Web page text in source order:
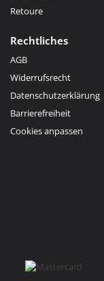
Retoure
Rechtliches
AGB
Widerrufsrecht
Datenschutzerklärung
Barrierefreiheit
Cookies anpassen